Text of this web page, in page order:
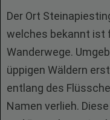
Der Ort
welches bekannt ist
Wanderwege.
üppigen Wäldern
entlang des
Namen verlieh.